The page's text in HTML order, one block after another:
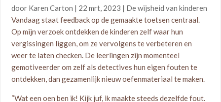
door Karen Carton | 22 mrt, 2023 | De wijsheid van kinderen
Vandaag staat feedback op de gemaakte toetsen centraal.
Op mijn verzoek ontdekken de kinderen zelf waar hun
vergissingen liggen, om ze vervolgens te verbeteren en
weer te laten checken. De leerlingen zijn momenteel
gemotiveerder om zelf als detectives hun eigen fouten te
ontdekken, dan gezamenlijk nieuw oefenmateriaal te maken.
“Wat een oen ben ik! Kijk juf, ik maakte steeds dezelfde fout.